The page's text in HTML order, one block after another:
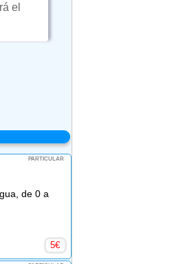
el
PARTICULAR
de 0 a
5€